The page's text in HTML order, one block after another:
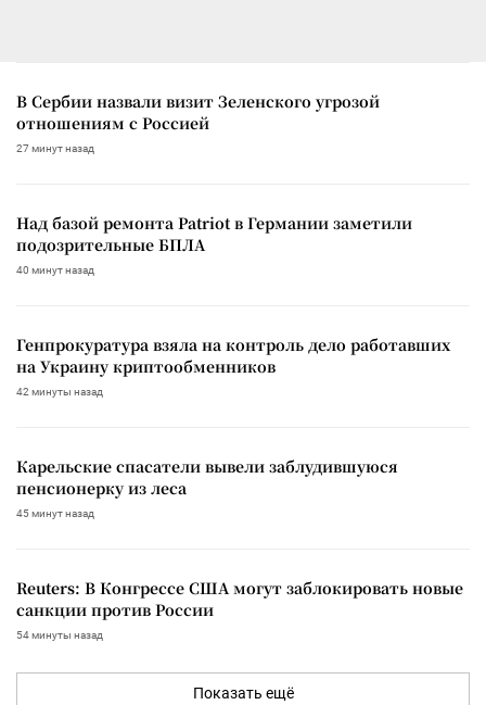
В Сербии назвали визит Зеленского угрозой
отношениям с Россией
27 минут назад
Над базой ремонта Patriot в Германии заметили
подозрительные БПЛА
40 минут назад
Генпрокуратура взяла на контроль дело работавших
на Украину криптообменников
42 минуты назад
Карельские спасатели вывели заблудившуюся
пенсионерку из леса
45 минут назад
Reuters: В Конгрессе США могут заблокировать новые
санкции против России
54 минуты назад
Показать ещё